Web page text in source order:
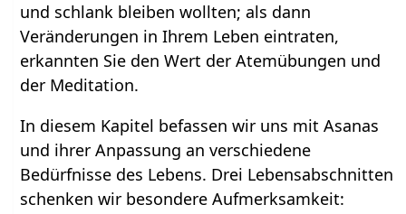
und schlank bleiben wollten; als dann
Veränderungen in Ihrem Leben eintraten,
erkannten Sie den Wert der Atemübungen und
der Meditation.
In diesem Kapitel befassen wir uns mit Asanas
und ihrer Anpassung an verschiedene
Bedürfnisse des Lebens. Drei Lebensabschnitten
schenken wir besondere Aufmerksamkeit: